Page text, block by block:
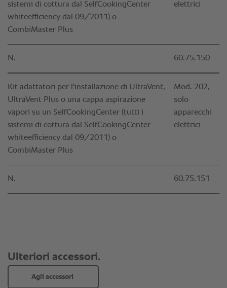
sistemi di cottura dal SelfCookingCenter
whiteefficiency dal 09/2011) o
CombiMaster Plus
elettrici
N. 60.75.150
Kit adattatori per l'installazione di UltraVent,
UltraVent Plus o una cappa aspirazione
vapori su un SelfCookingCenter (tutti i
sistemi di cottura dal SelfCookingCenter
whiteefficiency dal 09/2011) o
CombiMaster Plus
Mod. 202,
solo
apparecchi
elettrici
N. 60.75.151